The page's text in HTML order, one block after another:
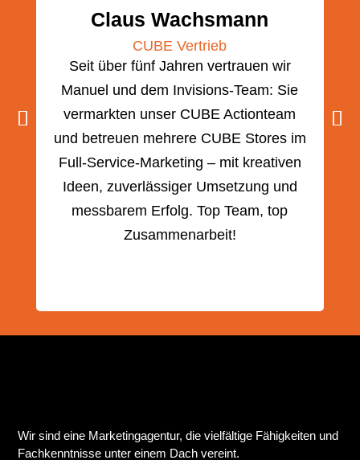
Claus Wachsmann
CUBE Vertrieb
Seit über fünf Jahren vertrauen wir
Manuel und dem Invisions-Team: Sie
vermarkten unser CUBE Actionteam
und betreuen mehrere CUBE Stores im
Full-Service-Marketing – mit kreativen
Ideen, zuverlässiger Umsetzung und
messbarem Erfolg. Top Team, top
Zusammenarbeit!
Wir sind eine Marketingagentur, die vielfältige Fähigkeiten und
Fachkenntnisse unter einem Dach vereint.